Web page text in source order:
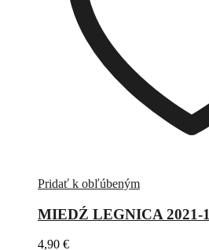
Pridať k obľúbeným
MIEDŹ LEGNICA 2021-1
4,90 €